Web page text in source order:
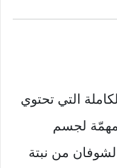
التي تحتوي
لجسم
من نبتة